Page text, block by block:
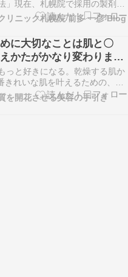
」現在、札幌院で採用の製剤
ン・リド」持ちが良く造形がし
くアレルギーが少ない。今回は
日、処置を行いました。ブログ
てくださり心から感謝致しま
…
リニック札幌院 前多 一彦 Blog
に大切なことは肌と〇
かたがかなり変わりま
っと好きになる。乾燥する肌か
きれいな肌を叶えるための、ス
題解決やお肌の悩みを解決して
ない肌質改善専門肌のトリセツ
を開花させる美容の手引き